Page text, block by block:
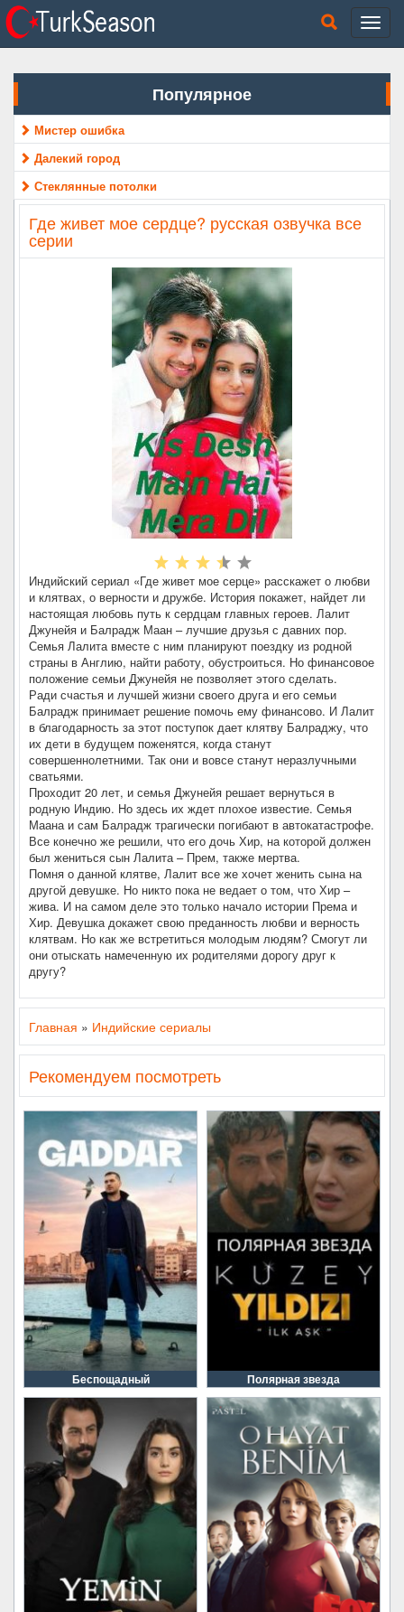
Популярное
Мистер ошибка
Далекий город
Стеклянные потолки
Где живет мое сердце? русская озвучка все
серии
Индийский сериал «Где живет мое серце» расскажет о любви
и клятвах, о верности и дружбе. История покажет, найдет ли
настоящая любовь путь к сердцам главных героев. Лалит
Джунейя и Балрадж Маан – лучшие друзья с давних пор.
Семья Лалита вместе с ним планируют поездку из родной
страны в Англию, найти работу, обустроиться. Но финансовое
положение семьи Джунейя не позволяет этого сделать.
Ради счастья и лучшей жизни своего друга и его семьи
Балрадж принимает решение помочь ему финансово. И Лалит
в благодарность за этот поступок дает клятву Балраджу, что
их дети в будущем поженятся, когда станут
совершеннолетними. Так они и вовсе станут неразлучными
сватьями.
Проходит 20 лет, и семья Джунейя решает вернуться в
родную Индию. Но здесь их ждет плохое известие. Семья
Маана и сам Балрадж трагически погибают в автокатастрофе.
Все конечно же решили, что его дочь Хир, на которой должен
был жениться сын Лалита – Прем, также мертва.
Помня о данной клятве, Лалит все же хочет женить сына на
другой девушке. Но никто пока не ведает о том, что Хир –
жива. И на самом деле это только начало истории Према и
Хир. Девушка докажет свою преданность любви и верность
клятвам. Но как же встретиться молодым людям? Смогут ли
они отыскать намеченную их родителями дорогу друг к
другу?
Главная » Индийские сериалы
Рекомендуем посмотреть
Беспощадный Полярная звезда